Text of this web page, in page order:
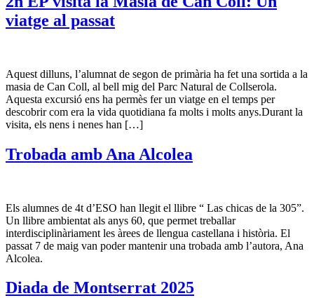
viatge al passat
Aquest dilluns, l’alumnat de segon de primària ha fet una sortida a la
masia de Can Coll, al bell mig del Parc Natural de Collserola.
Aquesta excursió ens ha permès fer un viatge en el temps per
descobrir com era la vida quotidiana fa molts i molts anys.Durant la
visita, els nens i nenes han […]
Trobada amb Ana Alcolea
Els alumnes de 4t d’ESO han llegit el llibre “ Las chicas de la 305”.
Un llibre ambientat als anys 60, que permet treballar
interdisciplinàriament les àrees de llengua castellana i història. El
passat 7 de maig van poder mantenir una trobada amb l’autora, Ana
Alcolea.
Diada de Montserrat 2025